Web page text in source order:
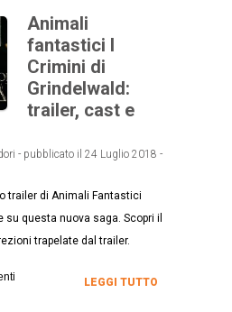
Animali
fantastici I
Crimini di
Grindelwald:
trailer, cast e
- pubblicato il 24 Luglio 2018 -
trailer di Animali Fantastici
su questa nuova saga. Scopri il
trapelate dal trailer.
LEGGI TUTTO